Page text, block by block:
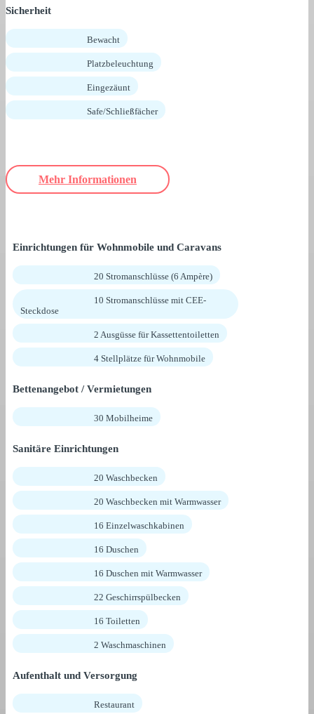
Sicherheit
Bewacht
Platzbeleuchtung
Eingezäunt
Safe/Schließfächer
Mehr Informationen
Einrichtungen für Wohnmobile und Caravans
20 Stromanschlüsse (6 Ampère)
10 Stromanschlüsse mit CEE-
Steckdose
2 Ausgüsse für Kassettentoiletten
4 Stellplätze für Wohnmobile
Bettenangebot / Vermietungen
30 Mobilheime
Sanitäre Einrichtungen
20 Waschbecken
20 Waschbecken mit Warmwasser
16 Einzelwaschkabinen
16 Duschen
16 Duschen mit Warmwasser
22 Geschirrspülbecken
16 Toiletten
2 Waschmaschinen
Aufenthalt und Versorgung
Restaurant